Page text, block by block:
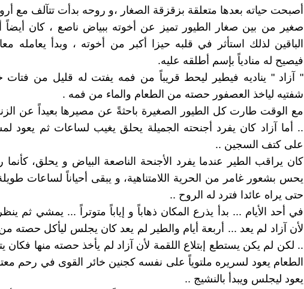
أصبحت حياته بعدها متعلقة بزقزقة الصغار ،و روحه بدأت تتآلف مع
صغير من بين صغار الطيور تميز عن أخوته ببياض ناصع ، كان أيضاً
الباقين لذلك استأثر في قلبه حيزا أكبر من أخوته ، وبدأ يعامله
فيصيح له منادياً بإسم أطلقه عليه.
" آزاد " يناديه فيطير ليحط قريباً من فمه يفتت له قليل من فتات
شفتيه لياخذ العصفور حصته من الطعام والماء من فمه .
مع الوقت طارت كل الطيور الصغيرة باحثةً عن مصيرها بعيداً عن
.. أما آزاد كان يفرد أجنحته الجميلة يحلق يغيب لساعات ثم يعود
على كتف السجين ..
كان يراقب الطير عندما يفرد الأجنحة الناصعة البياض و يحلق،
يحس بشعور غامر من الحرية اللامتناهية، و يبقى أحياناً لساعات
حتى يراه عائدا فترد له الروح ..
في أحد الأيام ... بدأ يذرع المكان ذهاباً و إياباً متوتراً ... يمشي ثم
لأن آزاد لم يعد ... أربعة أيام والطير لم يعد كان يجلس ليأكل حصته
.. لكن لم يكن يستطع إبتلاع اللقمة لأن آزاد لم يأخذ حصته منها فكان
الطعام يعود لسريره ملتوياً على نفسه كجنين خائر القوى في رحم
يعود ليجلس ويبدأ بالنشيج ..